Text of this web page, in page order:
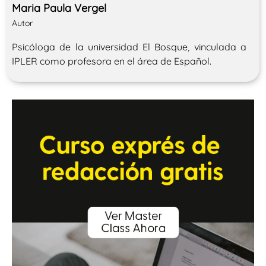
Maria Paula Vergel
Autor
Psicóloga de la universidad El Bosque, vinculada a
IPLER como profesora en el área de Español.